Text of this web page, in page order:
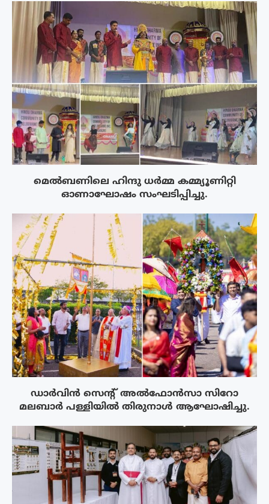
മെൽബണിലെ ഹിന്ദു ധർമ്മ കമ്മ്യൂണിറ്റി
ഓണാഘോഷം സംഘടിപ്പിച്ചു.
ഡാർവിൻ സെന്റ് അൽഫോൻസാ സിറോ
മലബാർ പള്ളിയിൽ തിരുനാൾ ആഘോഷിച്ചു.